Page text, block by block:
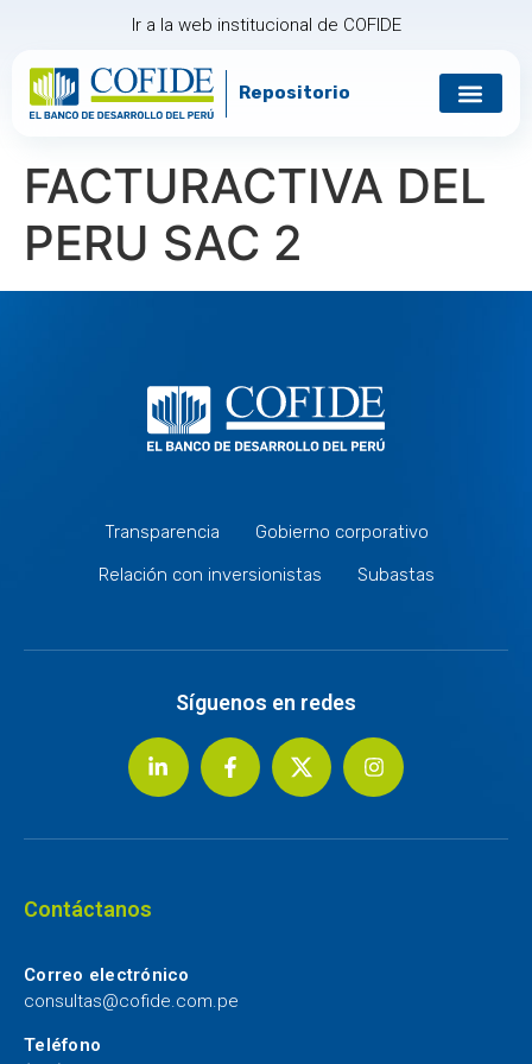
Ir a la web institucional de COFIDE
Repositorio
FACTURACTIVA DEL
PERU SAC 2
Transparencia
Gobierno corporativo
Relación con inversionistas
Subastas
Síguenos en redes
Contáctanos
Correo electrónico
consultas@cofide.com.pe
Teléfono